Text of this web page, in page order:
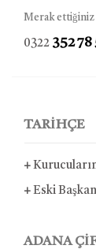
Merak ettiğiniz
0322 352 78
TARİHÇE
+
+ Eski
ADANA